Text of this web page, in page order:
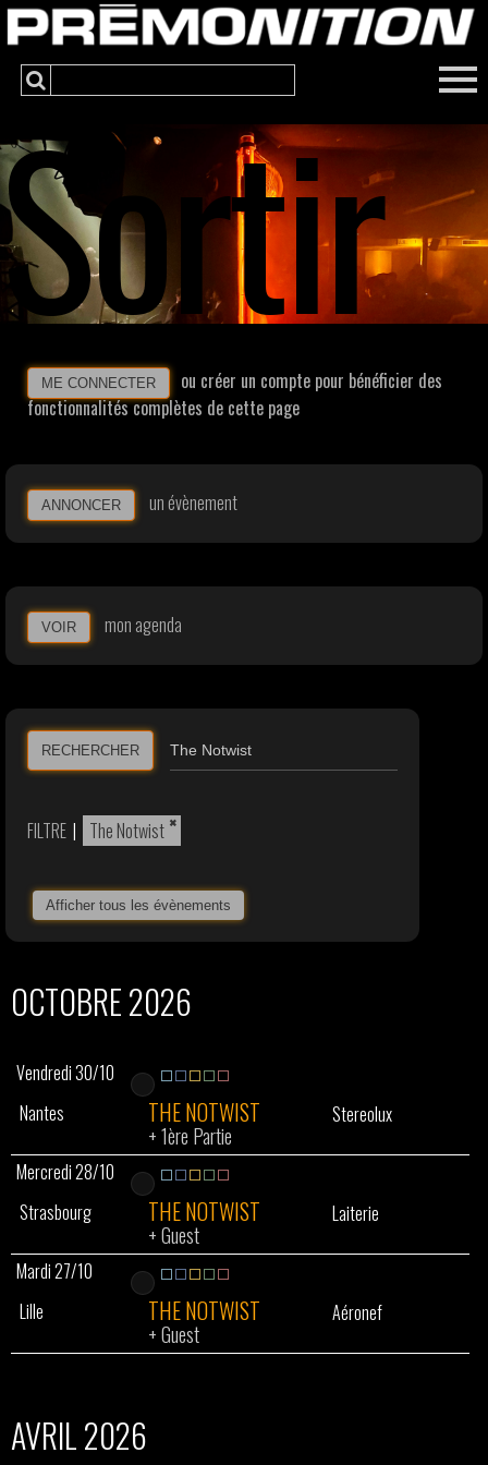
Sortir
ME CONNECTER
ou créer un compte pour bénéficier des
fonctionnalités complètes de cette page
ANNONCER un évènement
VOIR mon agenda
RECHERCHER
FILTRE | ×
The Notwist
Afficher tous les évènements
OCTOBRE 2026
Vendredi 30/10
Nantes
THE NOTWIST
+ 1ère Partie
Stereolux
Mercredi 28/10
Strasbourg
THE NOTWIST
+ Guest
Laiterie
Mardi 27/10
Lille
THE NOTWIST
+ Guest
Aéronef
AVRIL 2026